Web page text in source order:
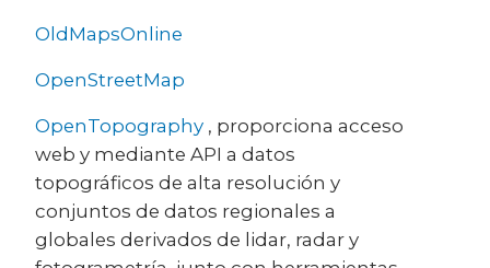
OldMapsOnline
OpenStreetMap
OpenTopography , proporciona acceso
web y mediante API a datos
topográficos de alta resolución y
conjuntos de datos regionales a
globales derivados de lidar, radar y